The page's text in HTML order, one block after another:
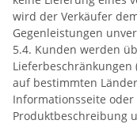
wird der Verkäufer
Gegenleistungen
5.4. Kunden werden
Lieferbeschränkungen
auf bestimmten
Informationsseite
Produktbeschreibung